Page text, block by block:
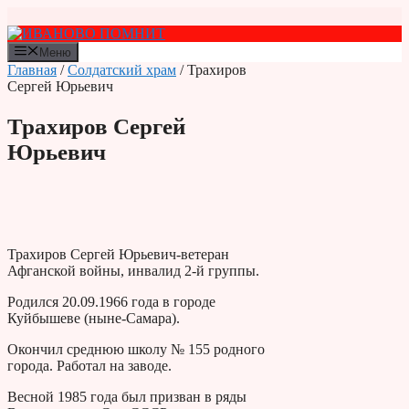
к
содержимому
Меню
Главная /Солдатский храм / Трахиров
Сергей Юрьевич
Трахиров Сергей
Юрьевич
Трахиров Сергей Юрьевич-ветеран
Афганской войны, инвалид 2-й группы.
Родился 20.09.1966 года в городе
Куйбышеве (ныне-Самара).
Окончил среднюю школу № 155 родного
города. Работал на заводе.
Весной 1985 года был призван в ряды